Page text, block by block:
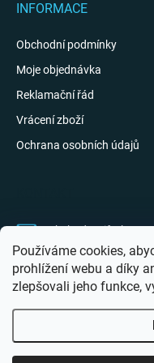
Používáme cookies,
prohlížení webu a díky
zlepšovali jeho funkce,
INFORMACE
Obchodní podmínky
Moje objednávka
Reklamační řád
Vrácení zboží
Ochrana osobních údajů
obchod@giftak.cz
731 320 162
Gifťák se mi líbí!